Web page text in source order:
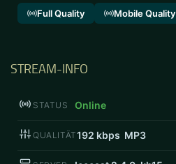
Full Quality Mobile Quality
STREAM-INFO
STATUS Online
QUALITÄT192 kbps MP3